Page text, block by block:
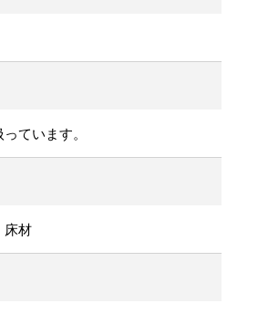
ています。
床材